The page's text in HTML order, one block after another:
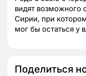
видят возможного
Сирии, при
мог бы остаться у
Поделиться